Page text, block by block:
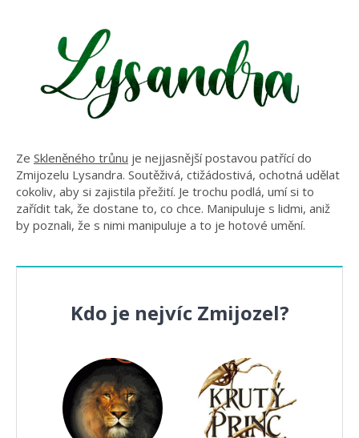
Ze Skleněného trůnu je nejjasnější postavou patřící do
Zmijozelu Lysandra. Soutěživá, ctižádostivá, ochotná udělat
cokoliv, aby si zajistila přežití. Je trochu podlá, umí si to
zařídit tak, že dostane to, co chce. Manipuluje s lidmi, aniž
by poznali, že s nimi manipuluje a to je hotové umění.
Kdo je nejvíc Zmijozel?